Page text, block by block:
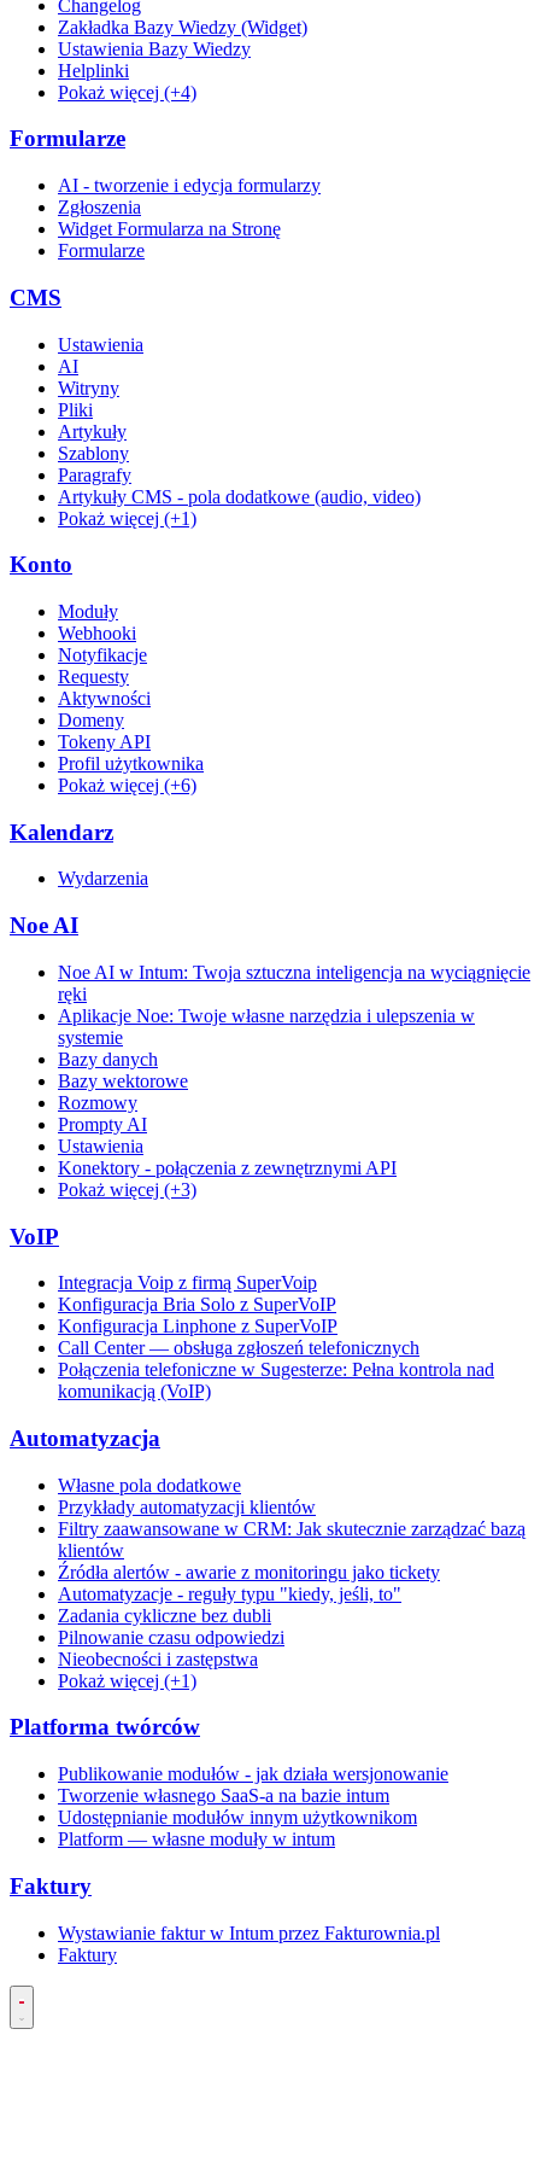
Changelog
Zakładka Bazy Wiedzy (Widget)
Ustawienia Bazy Wiedzy
Helplinki
Pokaż więcej (+4)
Formularze
AI - tworzenie i edycja formularzy
Zgłoszenia
Widget Formularza na Stronę
Formularze
CMS
Ustawienia
AI
Witryny
Pliki
Artykuły
Szablony
Paragrafy
Artykuły CMS - pola dodatkowe (audio, video)
Pokaż więcej (+1)
Konto
Moduły
Webhooki
Notyfikacje
Requesty
Aktywności
Domeny
Tokeny API
Profil użytkownika
Pokaż więcej (+6)
Kalendarz
Wydarzenia
Noe AI
Noe AI w Intum: Twoja sztuczna inteligencja na wyciągnięcie
ręki
Aplikacje Noe: Twoje własne narzędzia i ulepszenia w
systemie
Bazy danych
Bazy wektorowe
Rozmowy
Prompty AI
Ustawienia
Konektory - połączenia z zewnętrznymi API
Pokaż więcej (+3)
VoIP
Integracja Voip z firmą SuperVoip
Konfiguracja Bria Solo z SuperVoIP
Konfiguracja Linphone z SuperVoIP
Call Center — obsługa zgłoszeń telefonicznych
Połączenia telefoniczne w Sugesterze: Pełna kontrola nad
komunikacją (VoIP)
Automatyzacja
Własne pola dodatkowe
Przykłady automatyzacji klientów
Filtry zaawansowane w CRM: Jak skutecznie zarządzać bazą
klientów
Źródła alertów - awarie z monitoringu jako tickety
Automatyzacje - reguły typu "kiedy, jeśli, to"
Zadania cykliczne bez dubli
Pilnowanie czasu odpowiedzi
Nieobecności i zastępstwa
Pokaż więcej (+1)
Platforma twórców
Publikowanie modułów - jak działa wersjonowanie
Tworzenie własnego SaaS-a na bazie intum
Udostępnianie modułów innym użytkownikom
Platform — własne moduły w intum
Faktury
Wystawianie faktur w Intum przez Fakturownia.pl
Faktury